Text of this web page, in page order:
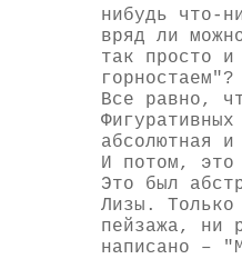
нибудь что-
вряд ли
так просто
Все равно,
абсолютная
И потом, это
Это был
Лизы.
пейзажа, ни
написано –